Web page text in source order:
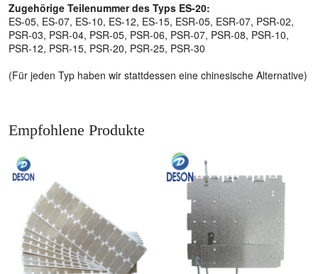
Zugehörige Teilenummer des Typs ES-20:
ES-05, ES-07, ES-10, ES-12, ES-15, ESR-05, ESR-07, PSR-02,
PSR-03, PSR-04, PSR-05, PSR-06, PSR-07, PSR-08, PSR-10,
PSR-12, PSR-15, PSR-20, PSR-25, PSR-30
(Für jeden Typ haben wir stattdessen eine chinesische Alternative)
Empfohlene Produkte